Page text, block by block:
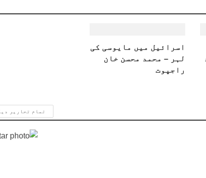
اسرائیل میں مایوسی کی
لہر – محمد محسن خان
راجپوت
تمام تحاریر